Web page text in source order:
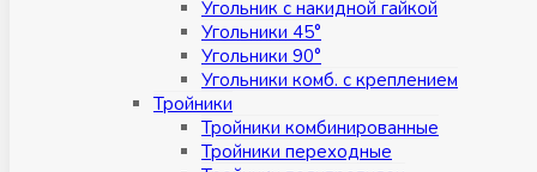
Угольник с накидной гайкой
Угольники 45°
Угольники 90°
Угольники комб. с креплением
Тройники
Тройники комбинированные
Тройники переходные